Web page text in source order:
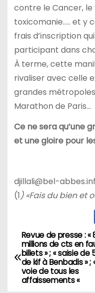
contre le Cancer, le
toxicomanie….. et y
frais d’inscription
participant dans
À terme, cette
rivaliser avec celle
grandes métropoles
Marathon de Paris…
Ce ne sera qu’une
et une gloire pour
djillali@bel-
(1) «Fais du bien et
N
a
v
Revue de presse : «
millions de cts en
billets » ; « saisie de
de kif à Benbadis » ;
voie de tous les
affaissements «